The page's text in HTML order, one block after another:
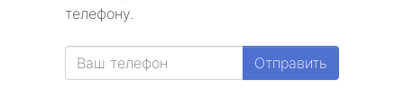
телефону.
Отправить